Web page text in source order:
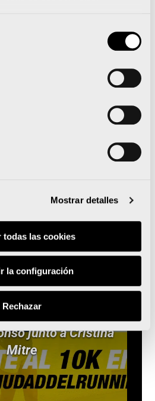
Mostrar detalles
todas las cookies
la configuración
Rechazar
mujeres eligen
junto a Cristina
Mitre